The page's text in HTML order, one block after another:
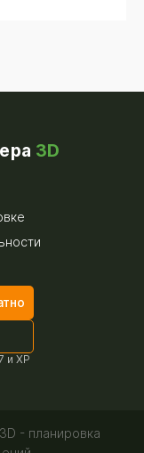
3D
и XP
- планировка